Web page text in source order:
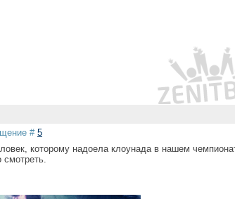
# 5
которому надоела клоунада в нашем
смотреть.